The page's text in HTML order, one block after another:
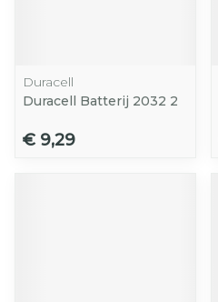
Duracell
Duracell Batterij 2032 2
€ 9,29